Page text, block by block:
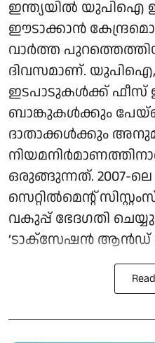
ഇന്ത്യയിൽ യുപിഐ
ഈടാക്കാൻ
വാർത്ത
ദിവസമാണ്. യുപിഐ,
ഇടപാടുകൾക്ക് ഫീസ്
ബാങ്കുകൾക്കും
ദാതാക്കൾക്കും
ഒരുങ്ങുന്നത്. 2007-
സെറ്റില്‍മെന്റ്
വകുപ്പ് ഭേദഗതി
‘ടാക്‌സേഷന്‍ ആന്‍ഡ്